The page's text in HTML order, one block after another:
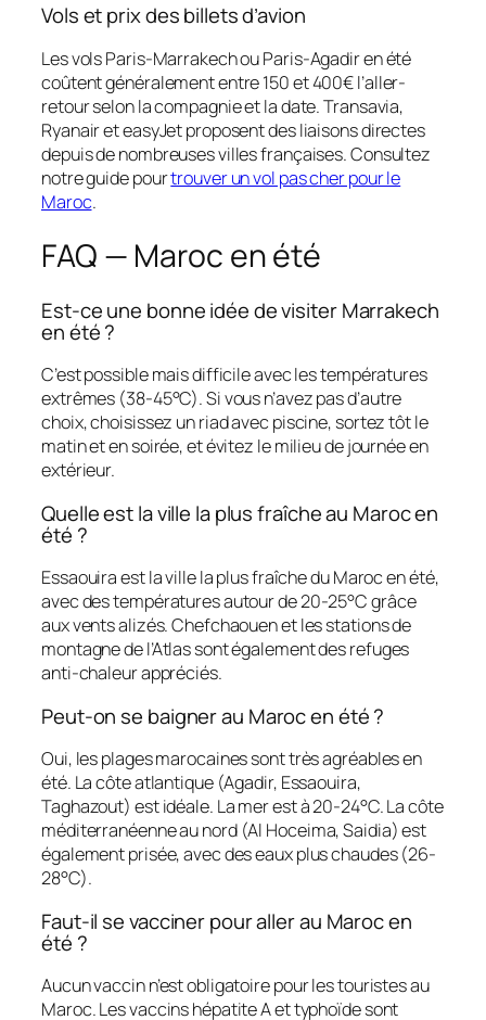
Vols et prix des billets d’avion
Les vols Paris-Marrakech ou Paris-Agadir en été
coûtent généralement entre 150 et 400€ l’aller-
retour selon la compagnie et la date. Transavia,
Ryanair et easyJet proposent des liaisons directes
depuis de nombreuses villes françaises. Consultez
notre guide pourtrouver un vol pas cher pour le
Maroc.
FAQ — Maroc en été
Est-ce une bonne idée de visiter Marrakech
en été ?
C’est possible mais difficile avec les températures
extrêmes (38-45°C). Si vous n’avez pas d’autre
choix, choisissez un riad avec piscine, sortez tôt le
matin et en soirée, et évitez le milieu de journée en
extérieur.
Quelle est la ville la plus fraîche au Maroc en
été ?
Essaouira est la ville la plus fraîche du Maroc en été,
avec des températures autour de 20-25°C grâce
aux vents alizés. Chefchaouen et les stations de
montagne de l’Atlas sont également des refuges
anti-chaleur appréciés.
Peut-on se baigner au Maroc en été ?
Oui, les plages marocaines sont très agréables en
été. La côte atlantique (Agadir, Essaouira,
Taghazout) est idéale. La mer est à 20-24°C. La côte
méditerranéenne au nord (Al Hoceima, Saidia) est
également prisée, avec des eaux plus chaudes (26-
28°C).
Faut-il se vacciner pour aller au Maroc en
été ?
Aucun vaccin n’est obligatoire pour les touristes au
Maroc. Les vaccins hépatite A et typhoïde sont